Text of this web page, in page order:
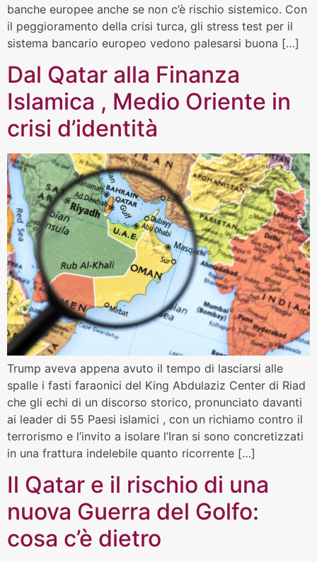
banche europee anche se non c’è rischio sistemico. Con
il peggioramento della crisi turca, gli stress test per il
sistema bancario europeo vedono palesarsi buona […]
Dal Qatar alla Finanza
Islamica , Medio Oriente in
crisi d’identità
Trump aveva appena avuto il tempo di lasciarsi alle
spalle i fasti faraonici del King Abdulaziz Center di Riad
che gli echi di un discorso storico, pronunciato davanti
ai leader di 55 Paesi islamici , con un richiamo contro il
terrorismo e l’invito a isolare l’Iran si sono concretizzati
in una frattura indelebile quanto ricorrente […]
Il Qatar e il rischio di una
nuova Guerra del Golfo:
cosa c’è dietro